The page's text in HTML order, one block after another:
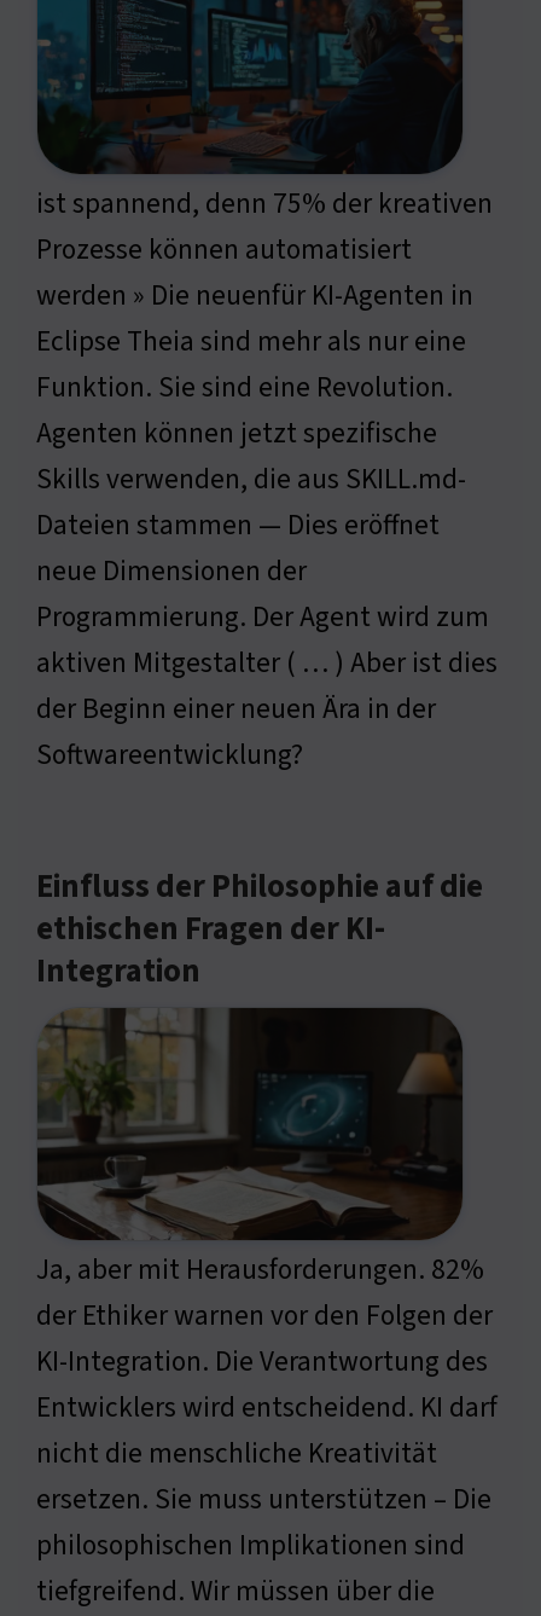
ist spannend, denn 75% der kreativen
Prozesse können automatisiert
werden » Die neuenfür KI-Agenten in
Eclipse Theia sind mehr als nur eine
Funktion. Sie sind eine Revolution.
Agenten können jetzt spezifische
Skills verwenden, die aus SKILL.md-
Dateien stammen — Dies eröffnet
neue Dimensionen der
Programmierung. Der Agent wird zum
aktiven Mitgestalter ( … ) Aber ist dies
der Beginn einer neuen Ära in der
Softwareentwicklung?
Einfluss der Philosophie auf die
ethischen Fragen der KI-
Integration
Ja, aber mit Herausforderungen. 82%
der Ethiker warnen vor den Folgen der
KI-Integration. Die Verantwortung des
Entwicklers wird entscheidend. KI darf
nicht die menschliche Kreativität
ersetzen. Sie muss unterstützen – Die
philosophischen Implikationen sind
tiefgreifend. Wir müssen über die